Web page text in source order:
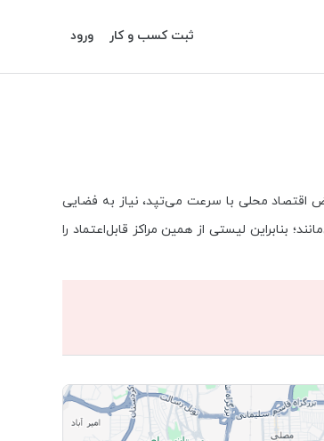
ثبت کسب و کار ورود
اقتصاد محلی با سرعت می‌تپد، نیاز به فضایی
بنابراین لیستی از همین مراکز قابل‌اعتماد را